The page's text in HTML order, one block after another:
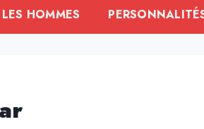
LES HOMMES